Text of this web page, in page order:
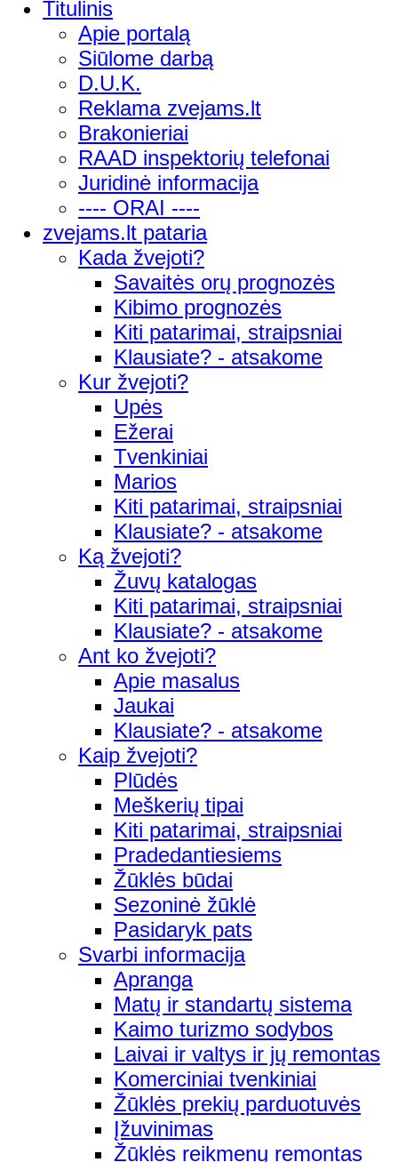
Titulinis
Apie portalą
Siūlome darbą
D.U.K.
Reklama zvejams.lt
Brakonieriai
RAAD inspektorių telefonai
Juridinė informacija
---- ORAI ----
zvejams.lt pataria
Kada žvejoti?
Savaitės orų prognozės
Kibimo prognozės
Kiti patarimai, straipsniai
Klausiate? - atsakome
Kur žvejoti?
Upės
Ežerai
Tvenkiniai
Marios
Kiti patarimai, straipsniai
Klausiate? - atsakome
Ką žvejoti?
Žuvų katalogas
Kiti patarimai, straipsniai
Klausiate? - atsakome
Ant ko žvejoti?
Apie masalus
Jaukai
Klausiate? - atsakome
Kaip žvejoti?
Plūdės
Meškerių tipai
Kiti patarimai, straipsniai
Pradedantiesiems
Žūklės būdai
Sezoninė žūklė
Pasidaryk pats
Svarbi informacija
Apranga
Matų ir standartų sistema
Kaimo turizmo sodybos
Laivai ir valtys ir jų remontas
Komerciniai tvenkiniai
Žūklės prekių parduotuvės
Įžuvinimas
Žūklės reikmenų remontas